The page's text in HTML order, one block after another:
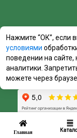
Главная
Нажмите “ОК”, если
условиями
поведении на
аналитики.
можете через